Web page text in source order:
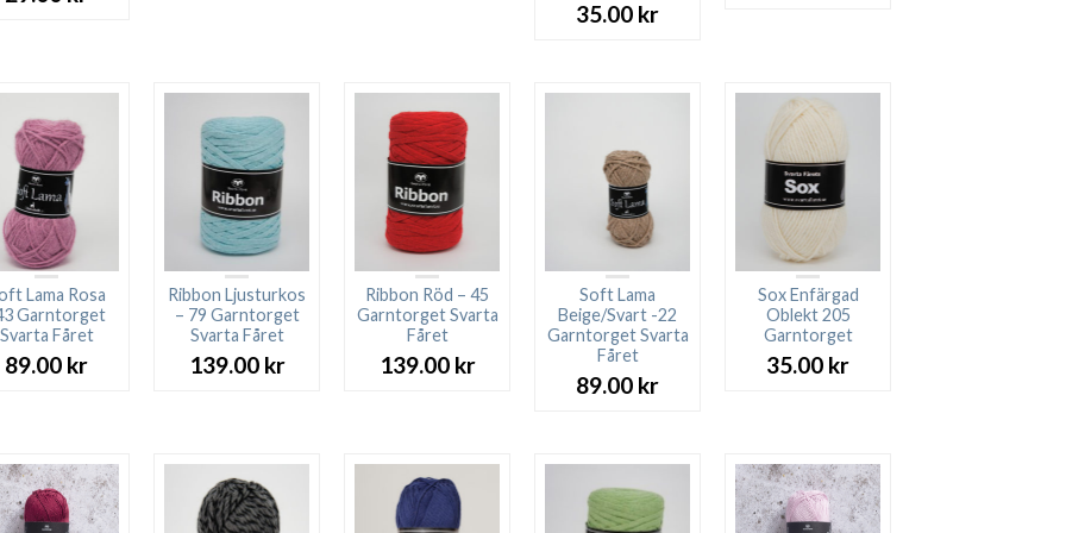
35.00 kr
Lama Rosa
Garntorget
Svarta Fåret
89.00 kr
Ribbon Ljusturkos
– 79 Garntorget
Svarta Fåret
139.00 kr
Ribbon Röd – 45
Garntorget Svarta
Fåret
139.00 kr
Soft Lama
Beige/Svart -22
Garntorget Svarta
Fåret
89.00 kr
Sox Enfärgad
Oblekt 205
Garntorget
35.00 kr